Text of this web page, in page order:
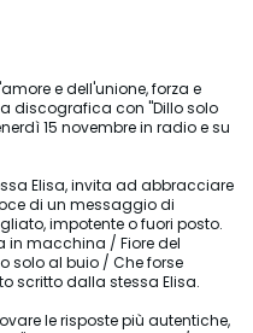
e dell'unione, forza e
discografica con "Dillo solo
15 novembre in radio e su
Elisa, invita ad abbracciare
di un messaggio di
impotente o fuori posto.
in macchina / Fiore del
solo al buio / Che forse
scritto dalla stessa Elisa.
le risposte più autentiche,